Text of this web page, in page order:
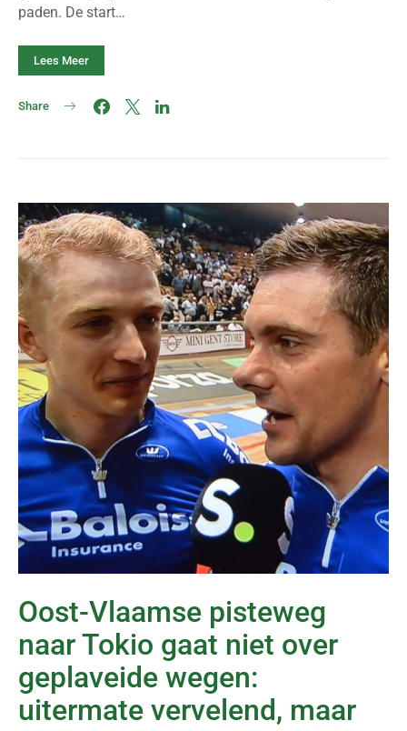
paden. De start…
Lees Meer
Share
Oost-Vlaamse pisteweg
naar Tokio gaat niet over
geplaveide wegen:
uitermate vervelend, maar